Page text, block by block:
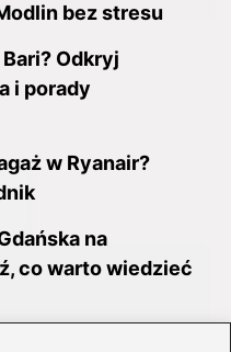
bez stresu
Odkryj
i porady
w Ryanair?
na
co warto wiedzieć